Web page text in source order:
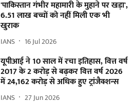
'पाकिस्तान गंभीर महामारी के मुहाने पर खड़ा',
6.51 लाख बच्चों को नहीं मिली एक भी
खुराक
IANS 16 Jul 2026
यूपीआई ने 10 साल में रचा इतिहास, वित्त वर्ष
2017 के 2 करोड़ से बढ़कर वित्त वर्ष 2026
में 24,162 करोड़ से अधिक हुए ट्रांजैक्शन्स
IANS 27 Jun 2026